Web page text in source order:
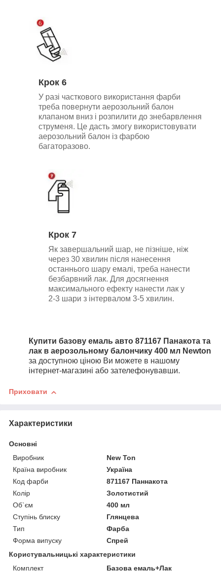
Крок 6
У разі часткового використання фарби
треба повернути аерозольний балон
клапаном вниз і розпилити до знебарвлення
струменя. Це дасть змогу використовувати
аерозольний балон із фарбою
багаторазово.
Крок 7
Як завершальний шар, не пізніше, ніж
через 30 хвилин після нанесення
останнього шару емалі, треба нанести
безбарвний лак. Для досягнення
максимального ефекту нанести лак у
2-3 шари з інтервалом 3-5 хвилин.
Купити базову емаль авто 871167 Панакота та
лак в аерозольному балончику 400 мл Newton
за доступною ціною Ви можете в нашому
інтернет-магазині або зателефонувавши.
Приховати
Характеристики
Основні
Виробник
New Ton
Країна виробник
Україна
Код фарби
871167 Паннакота
Колір
Золотистий
Об`єм
400 мл
Ступінь блиску
Глянцева
Тип
Фарба
Форма випуску
Спрей
Користувальницькі характеристики
Комплект
Базова емаль+Лак